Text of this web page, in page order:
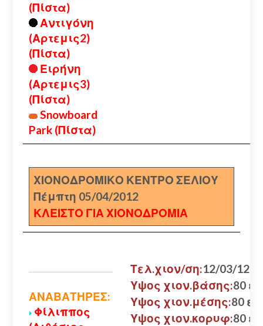
(Πίστα)
Αντιγόνη
(Αρτεμις2)
(Πίστα)
Ειρήνη
(Αρτεμις3)
(Πίστα)
Snowboard
Park (Πίστα)
ΧΙΟΝΟΔΡΟΜΙΚΟ ΚΕΝΤΡΟ ΣΕΛΙΟΥ
Πέμπτη 05/04/2012
ΚΛΕΙΣΤΟ ΓΙΑ ΧΙΟΝΟΔΡΟΜΙΑ
ΑΝΑΒΑΤΗΡΕΣ:
Φίλιππος
Τελ.χιον/ση:12/03/12
Υψος χιον.βάσης:80 εκ.
Υψος χιον.μέσης:80 εκ.
Υψος χιον.κορυφ:80 εκ.